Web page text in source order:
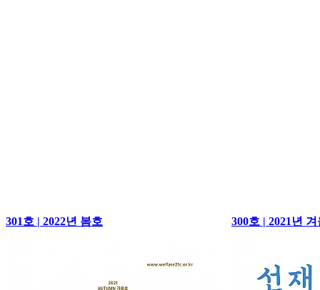
301호 | 2022년 봄호 300호 | 2021년